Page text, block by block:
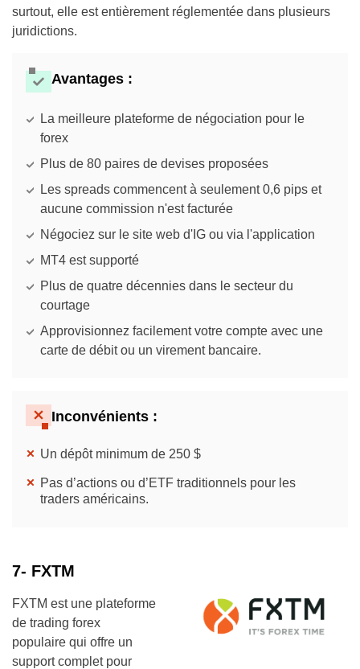
surtout, elle est entièrement réglementée dans plusieurs
juridictions.
Avantages :
La meilleure plateforme de négociation pour le
forex
Plus de 80 paires de devises proposées
Les spreads commencent à seulement 0,6 pips et
aucune commission n'est facturée
Négociez sur le site web d'IG ou via l'application
MT4 est supporté
Plus de quatre décennies dans le secteur du
courtage
Approvisionnez facilement votre compte avec une
carte de débit ou un virement bancaire.
Inconvénients :
Un dépôt minimum de 250 $
Pas d’actions ou d’ETF traditionnels pour les
traders américains.
7- FXTM
FXTM est une plateforme
de trading forex
populaire qui offre un
support complet pour